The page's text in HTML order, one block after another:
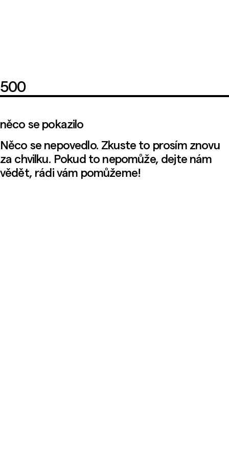
500
něco se pokazilo
Něco se nepovedlo. Zkuste to prosím znovu
za chvilku. Pokud to nepomůže, dejte nám
vědět, rádi vám pomůžeme!